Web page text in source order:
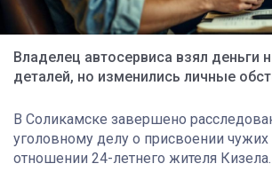
Владелец автосервиса взял деньги
деталей, но изменились личные
В Соликамске завершено
уголовному делу о присвоении чужих
отношении 24-летнего жителя Кизела.